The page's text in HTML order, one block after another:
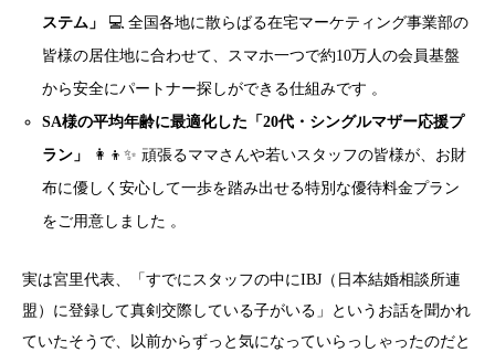
ステム」
💻全国各地に散らばる在宅マーケティング事業部の
皆様の居住地に合わせて、スマホ一つで約10万人の会員基盤
から安全にパートナー探しができる仕組みです 。
SA様の平均年齢に最適化した「20代・シングルマザー応援プ
ラン」
👩‍👦✨頑張るママさんや若いスタッフの皆様が、お財
布に優しく安心して一歩を踏み出せる特別な優待料金プラン
をご用意しました 。
実は宮里代表、「すでにスタッフの中にIBJ（日本結婚相談所連
盟）に登録して真剣交際している子がいる」というお話を聞かれ
ていたそうで、以前からずっと気になっていらっしゃったのだと